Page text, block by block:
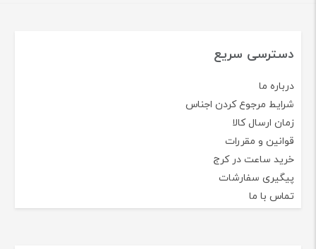
دسترسی سریع
درباره ما
شرایط مرجوع کردن اجناس
زمان ارسال کالا
قوانین و مقررات
خرید ساعت در کرج
پیگیری سفارشات
تماس با ما